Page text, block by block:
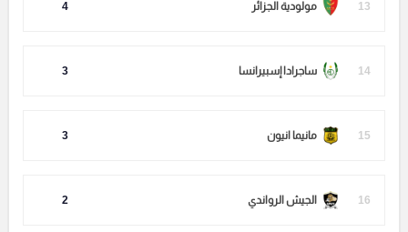
13 مولودية الجزائر 4
14 ساجرادا إسبيرانسا 3
15 مانيما انيون 3
16 الجيش الرواندي 2